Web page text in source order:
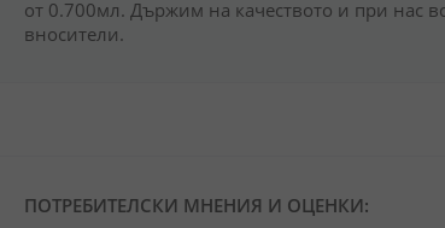
от 0.700мл. Държим на качеството и при нас
вносители.
ПОТРЕБИТЕЛСКИ МНЕНИЯ И ОЦЕНКИ: